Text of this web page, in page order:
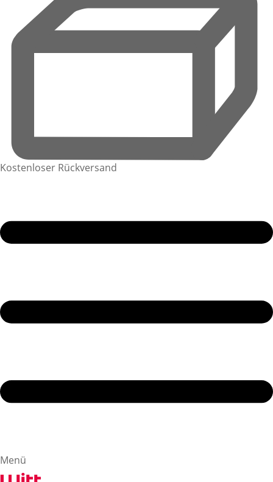
Kostenloser Rückversand
Menü